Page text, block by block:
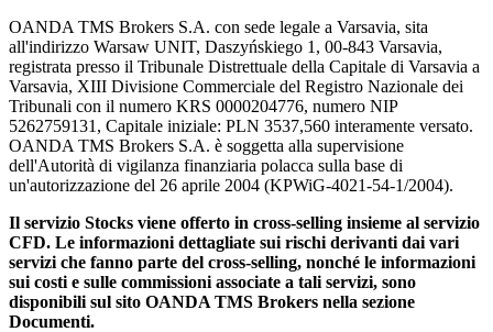
OANDA TMS Brokers S.A. con sede legale a Varsavia, sita
all'indirizzo Warsaw UNIT, Daszyńskiego 1, 00-843 Varsavia,
registrata presso il Tribunale Distrettuale della Capitale di Varsavia a
Varsavia, XIII Divisione Commerciale del Registro Nazionale dei
Tribunali con il numero KRS 0000204776, numero NIP
5262759131, Capitale iniziale: PLN 3537,560 interamente versato.
OANDA TMS Brokers S.A. è soggetta alla supervisione
dell'Autorità di vigilanza finanziaria polacca sulla base di
un'autorizzazione del 26 aprile 2004 (KPWiG-4021-54-1/2004).
Il servizio Stocks viene offerto in cross-selling insieme al servizio
CFD. Le informazioni dettagliate sui rischi derivanti dai vari
servizi che fanno parte del cross-selling, nonché le informazioni
sui costi e sulle commissioni associate a tali servizi, sono
disponibili sul sito OANDA TMS Brokers nella sezione
Documenti.